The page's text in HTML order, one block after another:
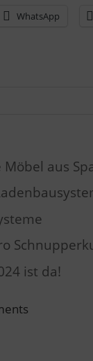
WhatsApp
aus
ist da!